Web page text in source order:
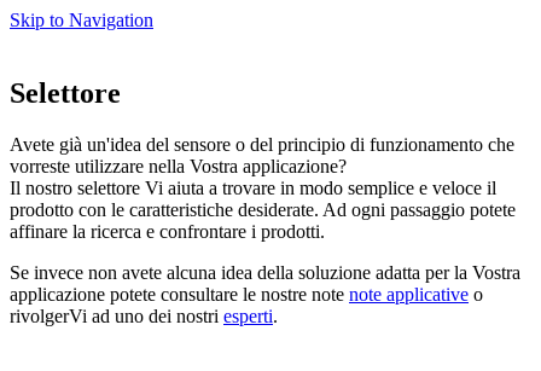
Skip to Navigation
Selettore
Avete già un'idea del sensore o del principio di funzionamento che
vorreste utilizzare nella Vostra applicazione?
Il nostro selettore Vi aiuta a trovare in modo semplice e veloce il
prodotto con le caratteristiche desiderate. Ad ogni passaggio potete
affinare la ricerca e confrontare i prodotti.
Se invece non avete alcuna idea della soluzione adatta per la Vostra
applicazione potete consultare le nostre note note applicative o
rivolgerVi ad uno dei nostri esperti.